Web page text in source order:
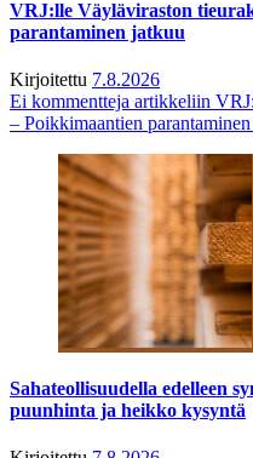
VRJ:lle Väyläviraston
parantaminen jatkuu
Kirjoitettu 7.8.2026
Ei kommentteja artikkeliin
– Poikkimaantien
Sahateollisuudella edelleen
puunhinta ja heikko kysyntä